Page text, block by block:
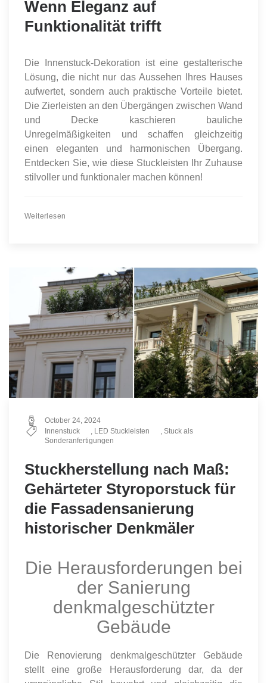
Wenn Eleganz auf
Funktionalität trifft
Die Innenstuck-Dekoration ist eine gestalterische
Lösung, die nicht nur das Aussehen Ihres Hauses
aufwertet, sondern auch praktische Vorteile bietet.
Die Zierleisten an den Übergängen zwischen Wand
und Decke kaschieren bauliche
Unregelmäßigkeiten und schaffen gleichzeitig
einen eleganten und harmonischen Übergang.
Entdecken Sie, wie diese Stuckleisten Ihr Zuhause
stilvoller und funktionaler machen können!
Weiterlesen
October 24, 2024
Innenstuck
, LED Stuckleisten , Stuck als
Sonderanfertigungen
Stuckherstellung nach Maß:
Gehärteter Styroporstuck für
die Fassadensanierung
historischer Denkmäler
Die Herausforderungen bei
der Sanierung
denkmalgeschützter
Gebäude
Die Renovierung denkmalgeschützter Gebäude
stellt eine große Herausforderung dar, da der